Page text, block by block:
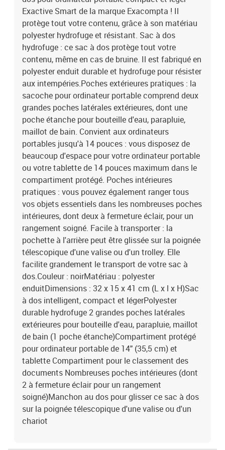
Exactive Smart de la marque Exacompta ! Il
protège tout votre contenu, grâce à son matériau
polyester hydrofuge et résistant. Sac à dos
hydrofuge : ce sac à dos protège tout votre
contenu, même en cas de bruine. Il est fabriqué en
polyester enduit durable et hydrofuge pour résister
aux intempéries.Poches extérieures pratiques : la
sacoche pour ordinateur portable comprend deux
grandes poches latérales extérieures, dont une
poche étanche pour bouteille d'eau, parapluie,
maillot de bain. Convient aux ordinateurs
portables jusqu'à 14 pouces : vous disposez de
beaucoup d'espace pour votre ordinateur portable
ou votre tablette de 14 pouces maximum dans le
compartiment protégé. Poches intérieures
pratiques : vous pouvez également ranger tous
vos objets essentiels dans les nombreuses poches
intérieures, dont deux à fermeture éclair, pour un
rangement soigné. Facile à transporter : la
pochette à l'arrière peut être glissée sur la poignée
télescopique d'une valise ou d'un trolley. Elle
facilite grandement le transport de votre sac à
dos.Couleur : noirMatériau : polyester
enduitDimensions : 32 x 15 x 41 cm (L x l x H)Sac
à dos intelligent, compact et légerPolyester
durable hydrofuge 2 grandes poches latérales
extérieures pour bouteille d'eau, parapluie, maillot
de bain (1 poche étanche)Compartiment protégé
pour ordinateur portable de 14" (35,5 cm) et
tablette Compartiment pour le classement des
documents Nombreuses poches intérieures (dont
2 à fermeture éclair pour un rangement
soigné)Manchon au dos pour glisser ce sac à dos
sur la poignée télescopique d'une valise ou d'un
chariot